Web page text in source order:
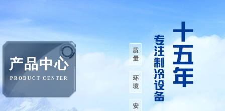
产品中心
PRODUCT CENTER